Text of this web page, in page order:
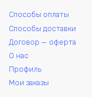
Способы оплаты
Способы доставки
Договор — оферта
О нас
Профиль
Мои заказы